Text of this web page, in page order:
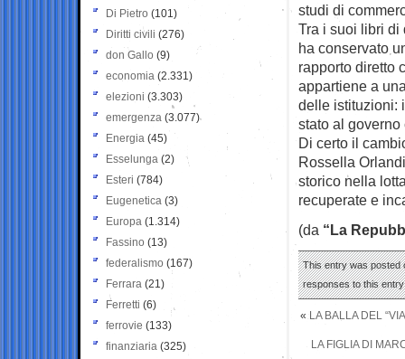
studi di
Tra i suoi libri di
ha conservato
rapporto diretto
appartiene a
delle istituzioni:
stato al
Di certo il
Rossella
storico nella
recuperate e
(da “La
This entry was posted
responses to this
« LA BALLA DEL
LA FIGLIA DI
Di Pietro (101)
Diritti civili (276)
don Gallo (9)
economia (2.331)
elezioni (3.303)
emergenza (3.077)
Energia (45)
Esselunga (2)
Esteri (784)
Eugenetica (3)
Europa (1.314)
Fassino (13)
federalismo (167)
Ferrara (21)
Ferretti (6)
ferrovie (133)
finanziaria (325)